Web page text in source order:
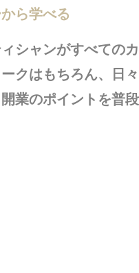
ら学べる
シャンがすべての
クはもちろん、日
業のポイントを普